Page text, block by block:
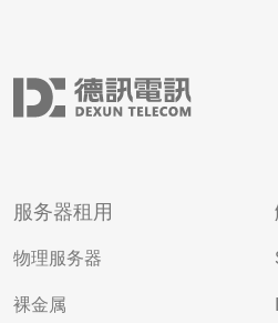
服务器租用
物理服务器
裸金属